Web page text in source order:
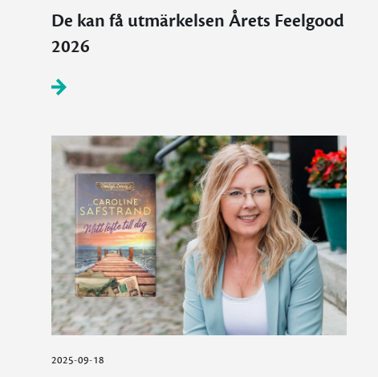
De kan få utmärkelsen Årets Feelgood
2026
2025-09-18